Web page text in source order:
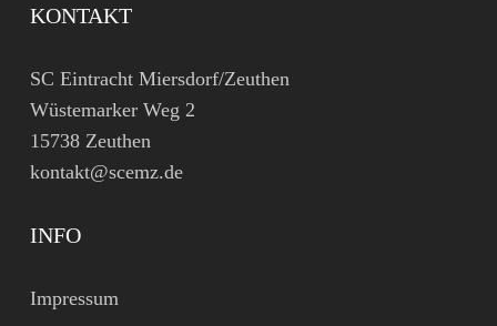
KONTAKT
SC Eintracht Miersdorf/Zeuthen
Wüstemarker Weg 2
15738 Zeuthen
kontakt@scemz.de
INFO
Impressum